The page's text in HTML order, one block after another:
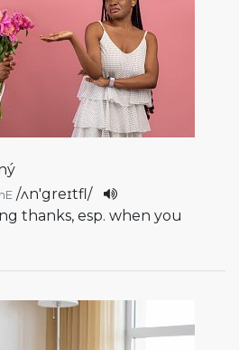
/ʌn'greɪtfl/
thanks, esp. when you